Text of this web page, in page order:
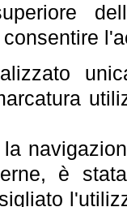
la
è